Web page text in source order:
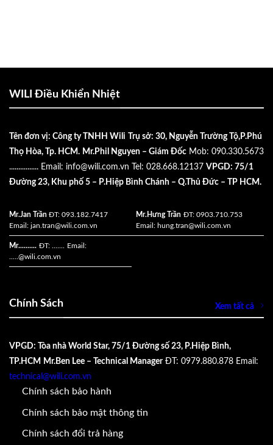
WILI Điều Khiển Nhiệt
Tên đơn vị: Công ty TNHH Wili
Trụ sở: 30, Nguyễn Trường Tộ,P.Phú
Thọ Hòa, Tp. HCM. Mr.Phil Nguyen – Giám Đốc Mob: 090.330.5673
................ Email: info@wili.com.vn Tel: 028.668.12137 VPGD: 75/1
Đường 23, Khu phố 5 – P.Hiệp Bình Chánh – Q.Thủ Đức – TP HCM.
Mr.Jan Trần ĐT: 093.182.7417
Email: jan.tran@wili.com.vn
Mr.Hưng Trần ĐT: 0903.710.753
Email: hung.tran@wili.com.vn
Mr.......... ĐT: ....... Email:
.....@wili.com.vn
Chính Sách Xem tất cả
VPGD: Tòa nhà World Star, 75/1 Đường số 23, P.Hiệp Bình,
TP.HCM Mr.Ben Lee – Technical Manager ĐT: 0979.880.878 Email:
technical@wili.com.vn
Chính sách bảo hành
Chính sách bảo mật thông tin
Chính sách đổi trả hàng